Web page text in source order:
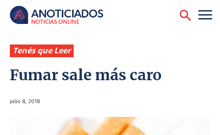
Tenés que Leer
Fumar sale más caro
julio 8, 2018